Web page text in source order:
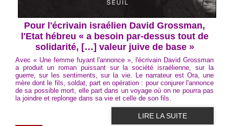
Pour l'écrivain israélien David Grossman,
l'Etat hébreu « a besoin par-dessus tout de
solidarité, […] valeur juive de base »
Avec « Une femme fuyant l'annonce », l'écrivain David Grossman
a produit un roman puissant sur la société israélienne, sur la
guerre, sur les sentiments, sur la vie. Le narrateur est Ora, une
mère dont le fils, soldat, part en opération : pour conjurer l'annonce
de sa possible mort, elle part dans un voyage où on ne pourra pas
la joindre et replonge dans sa vie et celle de son fils.
LIRE LA SUITE